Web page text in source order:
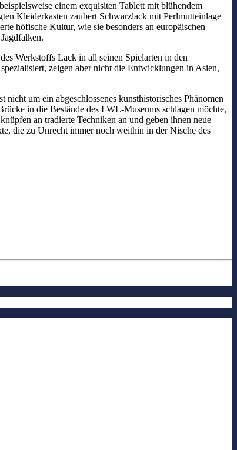
einem exquisiten Tablett mit blühendem
Kleiderkasten zaubert Schwarzlack mit Perlmutteinlage
höfische Kultur, wie sie besonders an europäischen
Werkstoffs Lack in all seinen Spielarten in den
zeigen aber nicht die Entwicklungen in Asien,
um ein abgeschlossenes kunsthistorisches Phänomen
in die Bestände des LWL-Museums schlagen möchte,
an tradierte Techniken an und geben ihnen neue
die zu Unrecht immer noch weithin in der Nische des